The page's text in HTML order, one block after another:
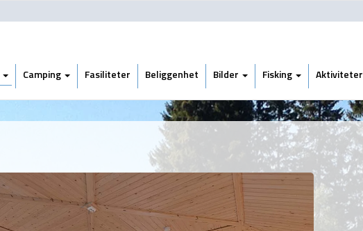
Camping Fasiliteter Beliggenhet Bilder Fisking Aktiviteter
Next